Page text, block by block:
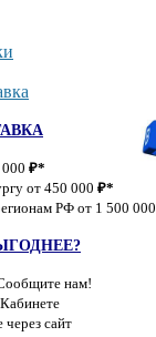
₽*
от 450 000 ₽*
РФ от 1 500 000
нам!
через сайт